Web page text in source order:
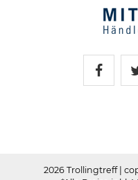
2026 Trollingtreff |